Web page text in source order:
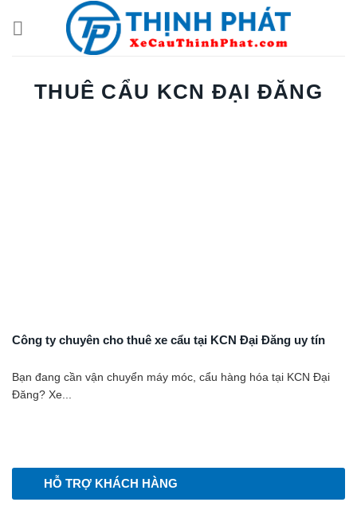
THUÊ CẨU KCN ĐẠI ĐĂNG
HỖ TRỢ KHÁCH HÀNG
Công ty chuyên cho thuê xe cẩu tại KCN Đại Đăng uy tín
Bạn đang cần vận chuyển máy móc, cẩu hàng hóa tại KCN Đại
Đăng? Xe...